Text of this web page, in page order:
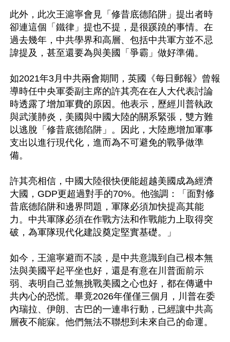
此外，此次王滬寧會見「修昔底德陷阱」提出者時
卻連這個「鐵律」提也不提，是很蹊蹺的事情。在
過去幾年，中共學界和高層、包括中共軍方並不忌
諱提及，甚至還要為與美國「爭霸」做好準備。
如2021年3月中共兩會期間，英國《每日郵報》曾報
導時任中央軍委副主席的許其亮在在人大代表討論
時透露了增加軍費的原因。他表示，歷經川普執政
與武漢肺炎，美國與中國大陸的關系緊張，雙方難
以逃脫「修昔底德陷阱」。因此，大陸應增加軍事
支出以進行現代化，進而為不可避免的戰爭做準
備。
許其亮相信，中國大陸很快便能超越美國成為經濟
大國，GDP更超過對手的70%。他強調：「面對修
昔底德陷阱和邊界問題，軍隊必須加快提高其能
力。中共軍隊必須在作戰方法和作戰能力上取得突
破，為軍隊現代化建設奠定堅實基礎。」
如今，王滬寧避而不談，是中共意識到自己根本無
法與美國平起平坐也好，還是有意在川普面前示
弱、表明自己並無挑戰美國之心也好，都在傳遞中
共內心的恐慌。畢竟2026年僅僅三個月，川普在委
內瑞拉、伊朗、古巴的一連串行動，已經讓中共高
層夜不能寐。他們無法不聯想到未來自己的命運。